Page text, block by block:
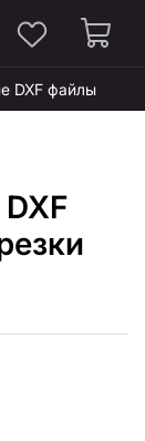
DXF файлы